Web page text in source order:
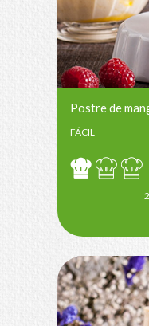
Postre de
FÁCIL